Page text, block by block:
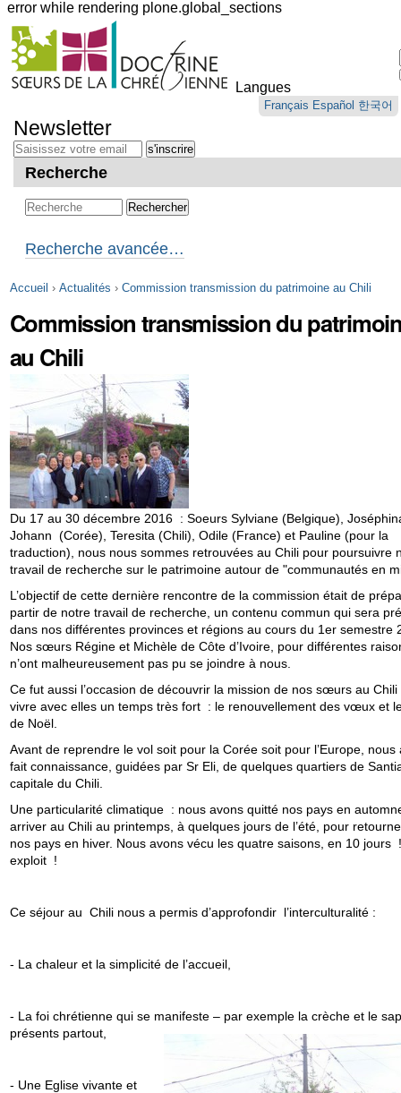
error while rendering plone.global_sections
Outils
personnels
Langues
Français Español 한국어
au
contenu.
Aller
navigation
Newsletter
Recherche
Recherche avancée…
Accueil › Actualités › Commission transmission du patrimoine au Chili
Commission transmission du
au Chili
Du 17 au 30 décembre 2016 : Soeurs Sylviane (Belgique),
Johann (Corée), Teresita (Chili), Odile (France) et Pauline (pour la
traduction), nous nous sommes retrouvées au Chili pour poursuivre
travail de recherche sur le patrimoine autour de "communautés en
L’objectif de cette dernière rencontre de la commission était de
partir de notre travail de recherche, un contenu commun qui sera
dans nos différentes provinces et régions au cours du 1er semestre
Nos sœurs Régine et Michèle de Côte d’Ivoire, pour différentes
n’ont malheureusement pas pu se joindre à nous.
Ce fut aussi l’occasion de découvrir la mission de nos sœurs au Chili
vivre avec elles un temps très fort : le renouvellement des vœux et
de Noël.
Avant de reprendre le vol soit pour la Corée soit pour l’Europe, nous
fait connaissance, guidées par Sr Eli, de quelques quartiers de
capitale du Chili.
Une particularité climatique : nous avons quitté nos pays en
arriver au Chili au printemps, à quelques jours de l’été, pour
nos pays en hiver. Nous avons vécu les quatre saisons, en 10 jours
exploit !
Ce séjour au Chili nous a permis d’approfondir l’interculturalité :
- La chaleur et la simplicité de l’accueil,
- La foi chrétienne qui se manifeste – par exemple la crèche et le
présents partout,
- Une Eglise vivante et